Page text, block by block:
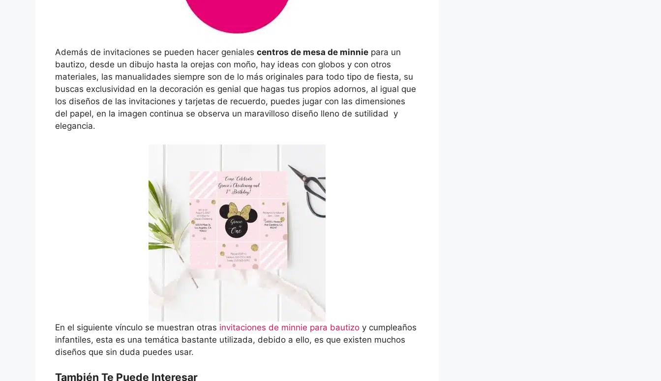
Además de invitaciones se pueden hacer geniales centros de mesa de minnie para un
bautizo, desde un dibujo hasta la orejas con moño, hay ideas con globos y con otros
materiales, las manualidades siempre son de lo más originales para todo tipo de fiesta, su
buscas exclusividad en la decoración es genial que hagas tus propios adornos, al igual que
los diseños de las invitaciones y tarjetas de recuerdo, puedes jugar con las dimensiones
del papel, en la imagen continua se observa un maravilloso diseño lleno de sutilidad y
elegancia.
En el siguiente vínculo se muestran otras invitaciones de minnie para bautizo y cumpleaños
infantiles, esta es una temática bastante utilizada, debido a ello, es que existen muchos
diseños que sin duda puedes usar.
También Te Puede Interesar